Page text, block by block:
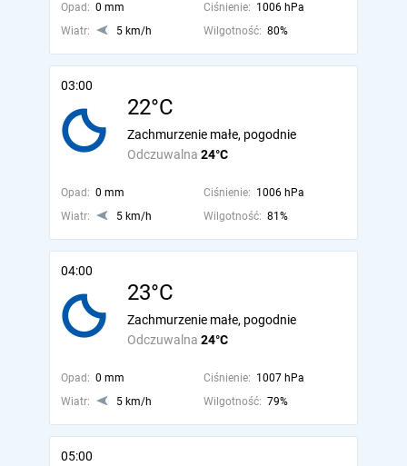
Opad: 0 mm Ciśnienie: 1006 hPa
Wiatr:
5 km/h Wilgotność: 80%
03:00
22°C
Odczuwalna 24°C
Zachmurzenie małe, pogodnie
Opad: 0 mm Ciśnienie: 1006 hPa
Wiatr:
5 km/h Wilgotność: 81%
04:00
23°C
Odczuwalna 24°C
Zachmurzenie małe, pogodnie
Opad: 0 mm Ciśnienie: 1007 hPa
Wiatr:
5 km/h Wilgotność: 79%
05:00